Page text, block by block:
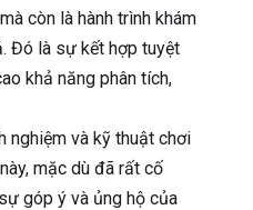
còn là hành trình khám
Đó là sự kết hợp tuyệt
khả năng phân tích,
nghiệm và kỹ thuật chơi
mặc dù đã rất cố
góp ý và ủng hộ của